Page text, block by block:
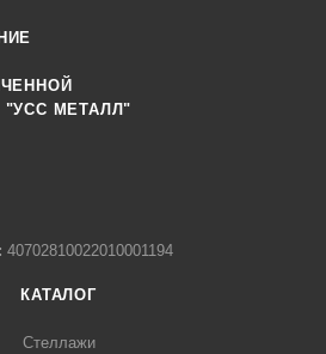
МЕТАЛЛ"
40702810022010001194
КАТАЛОГ
Стеллажи